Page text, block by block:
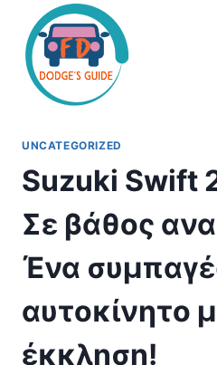
content
UNCATEGORIZED
Suzuki Swift
Σε βάθος
Ένα
αυτοκίνητο
έκκληση!